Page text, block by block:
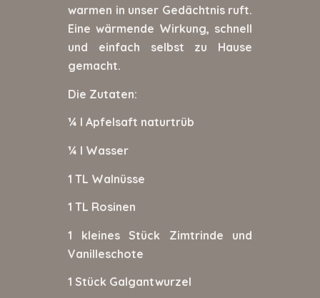
warmen in unser Gedächtnis ruft.
Eine wärmende Wirkung, schnell
und einfach selbst zu Hause
gemacht.
Die Zutaten:
¼ l Apfelsaft naturtrüb
¼ l Wasser
1 TL Walnüsse
1 TL Rosinen
1 kleines Stück Zimtrinde und
Vanilleschote
1 Stück Galgantwurzel